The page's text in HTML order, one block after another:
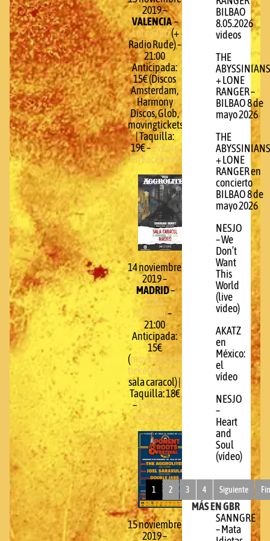
2019 –
VALENCIA–
Loco Club(+
Radio Rude) –
21:00
Anticipada:
15€ (Discos
Amsterdam,
Harmony
Discos, Glob,
movingtickets.com)
| Taquilla:
19€ –Evento
en Facebook
14 noviembre
2019 –
MADRID–
Sala
Caracol–
21:00
Anticipada:
15€
(movingtickets.com
ticketmola.com
sala caracol) |
Taquilla: 18€
– Evento en
Facebook
15 noviembre
2019 –
BILBAO
8.05.2026
videos
THE
ABYSSINIANS
+ LONE
RANGER –
BILBAO 8 de
mayo 2026
THE
ABYSSINIANS
+ LONE
RANGER en
concierto
BILBAO 8 de
mayo 2026
NESJO
– We
Don’t
Want
This
World
(live
video)
AKATZ
en
México:
el
vídeo
NESJO
–
Heart
and
Soul
(vídeo)
1 2 3 4 Siguiente
MÁS EN GBR
SANNGRE
– Mata